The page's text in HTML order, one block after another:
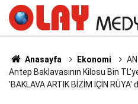
Anasayfa Ekonomi
Antep Baklavasının Kilosu Bin
'BAKLAVA ARTIK BİZİM İÇİN RÜYA'